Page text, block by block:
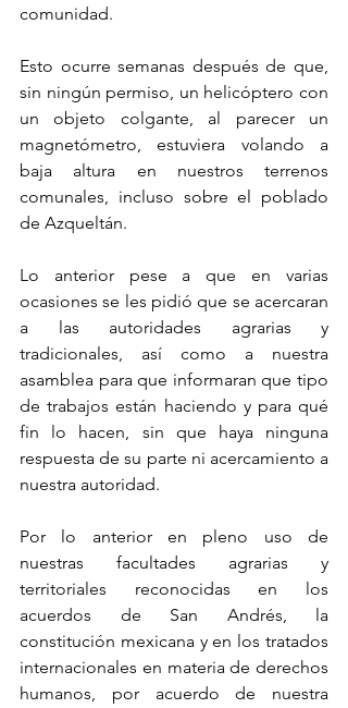
comunidad.
Esto ocurre semanas después de que,
sin ningún permiso, un helicóptero con
un objeto colgante, al parecer un
magnetómetro, estuviera volando a
baja altura en nuestros terrenos
comunales, incluso sobre el poblado
de Azqueltán.
Lo anterior pese a que en varias
ocasiones se les pidió que se acercaran
a las autoridades agrarias y
tradicionales, así como a nuestra
asamblea para que informaran que tipo
de trabajos están haciendo y para qué
fin lo hacen, sin que haya ninguna
respuesta de su parte ni acercamiento a
nuestra autoridad.
Por lo anterior en pleno uso de
nuestras facultades agrarias y
territoriales reconocidas en los
acuerdos de San Andrés, la
constitución mexicana y en los tratados
internacionales en materia de derechos
humanos, por acuerdo de nuestra